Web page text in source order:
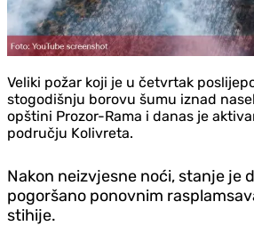
Veliki požar koji je u četvrtak
stogodišnju borovu šumu iznad
opštini Prozor-Rama i danas je
području Kolivreta.
Nakon neizvjesne noći, stanje je
pogoršano ponovnim
stihije.